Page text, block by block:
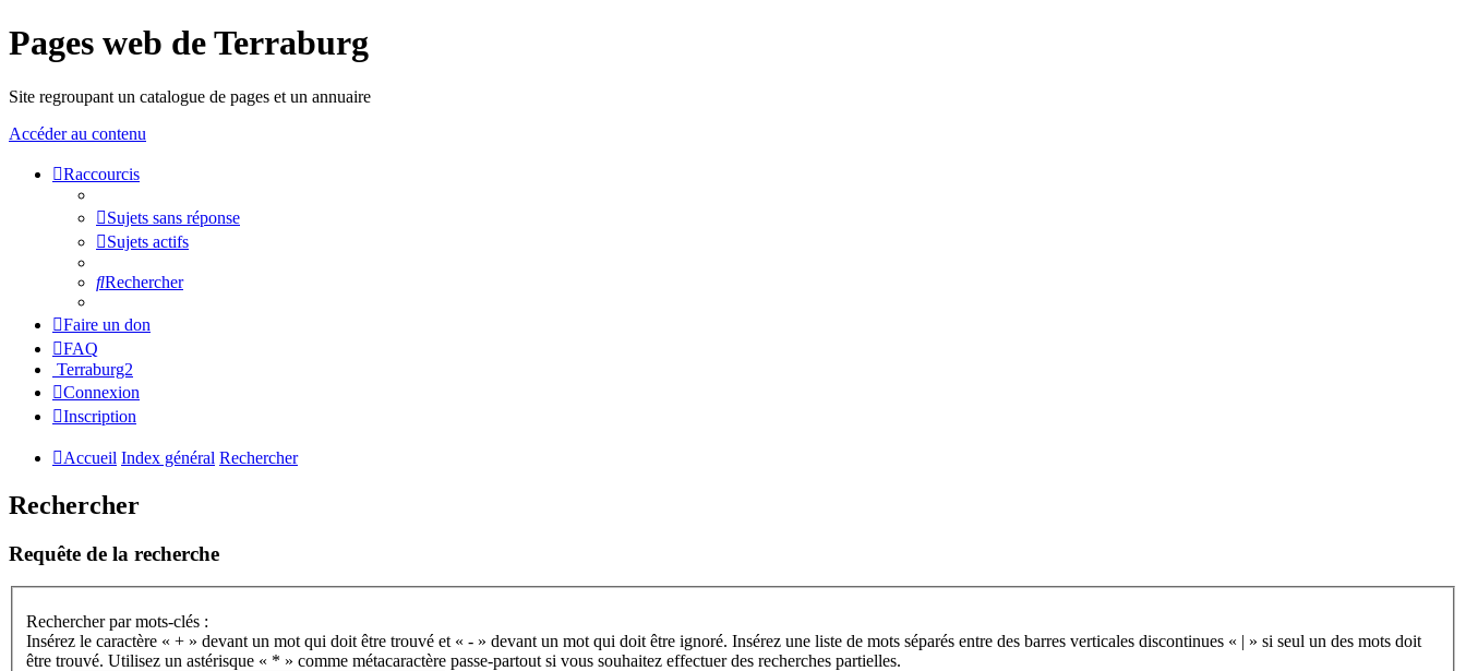
Pages web de Terraburg
Site regroupant un catalogue de pages et un annuaire
Accéder au contenu
Raccourcis
Sujets sans réponse
Sujets actifs
Rechercher
Faire un don
FAQ
Terraburg2
Connexion
Inscription
Accueil Index général Rechercher
Rechercher
Requête de la recherche
Rechercher par mots-clés :
Insérez le caractère « + » devant un mot qui doit être trouvé et « - » devant un mot qui doit être ignoré. Insérez une liste de mots séparés entre des barres verticales discontinues « | » si seul un des mots doit
être trouvé. Utilisez un astérisque « * » comme métacaractère passe-partout si vous souhaitez effectuer des recherches partielles.